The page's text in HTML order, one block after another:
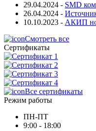
29.04.2024 - SMD
26.04.2024 -
10.10.2023 - АКИП
Смотреть все
Сертификаты
Все сертификаты
Режим работы
ПН-ПТ
9:00 - 18:00